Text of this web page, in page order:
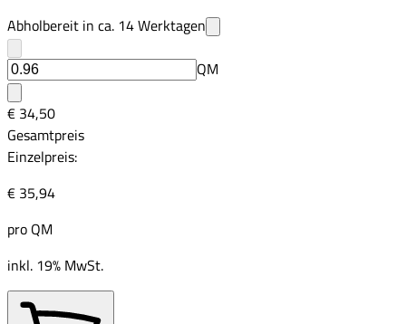
Abholbereit in ca. 14Werktagen
QM
€ 34,50
Gesamtpreis
Einzelpreis:
€ 35,94
pro QM
inkl. 19% MwSt.